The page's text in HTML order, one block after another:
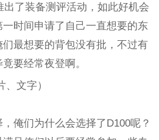
出了装备测评活动，如此好机会
时间申请了自己一直想要的东
最想要的背包没有批，不过有
要经常夜登啊。
文字）
俺们为什么会选择了D100呢？